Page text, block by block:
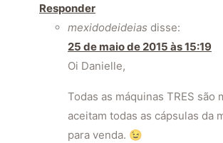
Responder
mexidodeideias disse:
25 de maio de 2015 às 15:19
Oi Danielle,
Todas as máquinas TRES são
aceitam todas as cápsulas da
para venda. 😉